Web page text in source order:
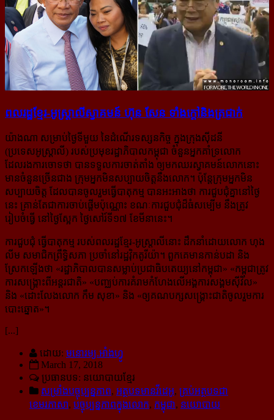
ពលរដ្ឋ​ខ្មែរ-​អូស្ត្រាលី​ស្វាគមន៍ ហ៊ុន សែន ទាំង​ក្ដៅ​និង​ត្រជាក់
យ៉ាងណា សម្រាប់ថ្ងៃទីមួយ នៃដំណើរទស្សនកិច្ច ក្នុងក្រុងស៊ីដនី
(ប្រទេសអូស្ត្រាលី) របស់ប្រមុខរដ្ឋាភិបាលកម្ពុជា ចំនួនអ្នកគាំទ្រលោក
ដែលរងការចោទថា បានទទួលការចាត់តាំង ឲ្យមកឈរស្វាគមន៍លោកនោះ
មានចំនួនច្រើនជាង ក្រុមអ្នកមិនសប្បាយចិត្តនឹងលោក។ ប៉ុន្តែក្រុមអ្នកមិន
សប្បាយចិត្ត ដែលបានចូលរួមធ្វើបាតុកម្ម បានអះអាងថា ការជួបជុំគ្នានៅថ្ងៃ
នេះ គ្រាន់តែជាការចាប់ផ្ដើមប៉ុណ្ណោះ ខណៈការជួបជុំដ៏ធំសម្បើម នឹងត្រូវ
រៀបចំធ្វើ នៅថ្ងៃស្អែក ថ្ងៃសៅរ៍ទី១៧ ខែមីនានេះ។
ការជួបជុំ ធ្វើបាតុកម្ម របស់ពលរដ្ឋខ្មែរ-អូស្ត្រាលីនោះ ដឹកនាំដោយលោក ហុង
លីម សមាជិកព្រឹទ្ធិសភា ប្រចាំនៅរដ្ឋវ៉ិកតូរីយ៉ា។ ពួកគេមានកាន់បដា និង
ស្រែកឡើងថា «រដ្ឋាភិបាលបានសម្លាប់ប្រជាធិបតេយ្យនៅកម្ពុជា» «កម្ពុជាត្រូវ
ការសង្គ្រោះពីអន្ដរជាតិ» «បញ្ឈប់ការគំរាមកំហែងលើ​អង្គការសង្គមស៊ីវិល»
និង «ដោះលែងលោក កឹម សុខា» និង «ឲ្យគណបក្សសង្គ្រោះជាតិចូលរួមការ
បោះឆ្នោត»។
[...]
ដោយ: មនោរម្យ.អាំងហ្វូ
March 17, 2018
ប្រធានបទ: នយោបាយខ្មែរ
សម្រាំងបច្ចុប្បន្នភាព, អត្ថបទមានវីដេអូ, គ្រប់អត្ថបទជា
ខេមរភាសា, បច្ចុប្បន្នភាពក្នុងលោក, កម្ពុជា, នយោបាយ